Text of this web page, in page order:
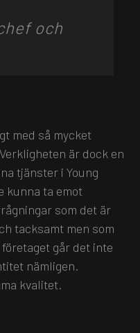
och
med så mycket
är dock en
tjänster i Young
kunna ta emot
som det är
tacksamt men som
går det inte
nämligen.
kvalitet.